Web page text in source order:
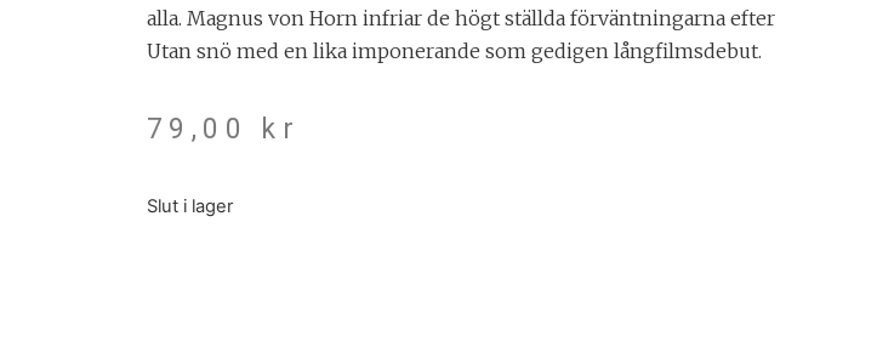
alla. Magnus von Horn infriar de högt ställda förväntningarna efter
Utan snö med en lika imponerande som gedigen långfilmsdebut.
79,00 kr
Slut i lager